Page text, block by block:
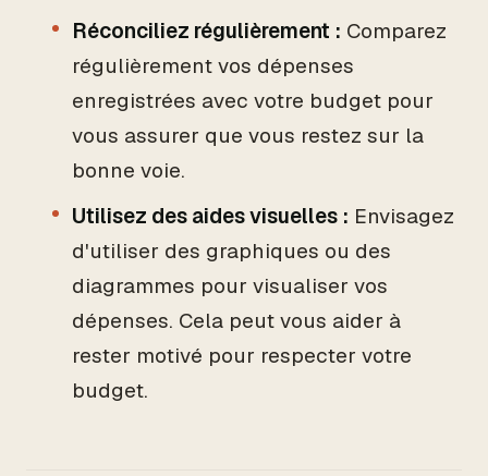
Réconciliez régulièrement : Comparez
régulièrement vos dépenses
enregistrées avec votre budget pour
vous assurer que vous restez sur la
bonne voie.
Utilisez des aides visuelles : Envisagez
d'utiliser des graphiques ou des
diagrammes pour visualiser vos
dépenses. Cela peut vous aider à
rester motivé pour respecter votre
budget.